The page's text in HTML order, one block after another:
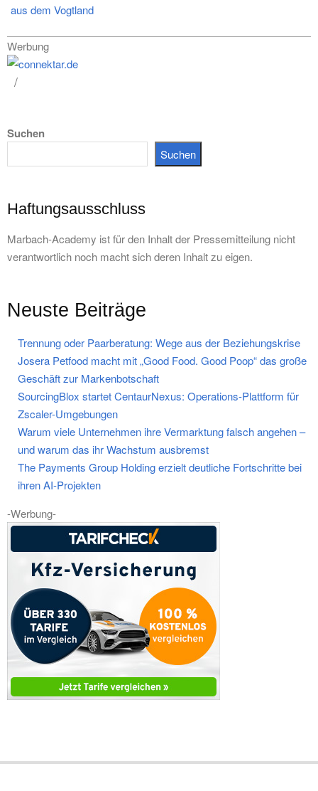
aus dem Vogtland
Werbung
Suchen
Suchen
Haftungsausschluss
Marbach-Academy ist für den Inhalt der Pressemitteilung nicht
verantwortlich noch macht sich deren Inhalt zu eigen.
Neuste Beiträge
Trennung oder Paarberatung: Wege aus der Beziehungskrise
Josera Petfood macht mit „Good Food. Good Poop“ das große
Geschäft zur Markenbotschaft
SourcingBlox startet CentaurNexus: Operations-Plattform für
Zscaler-Umgebungen
Warum viele Unternehmen ihre Vermarktung falsch angehen –
und warum das ihr Wachstum ausbremst
The Payments Group Holding erzielt deutliche Fortschritte bei
ihren AI-Projekten
-Werbung-